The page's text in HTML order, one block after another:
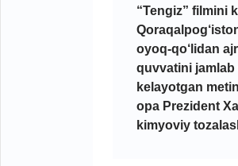
“Tengiz” filmini
oyoq-qo‘lidan
quvvatini jamlab
kelayotgan
opa Prezident
kimyoviy